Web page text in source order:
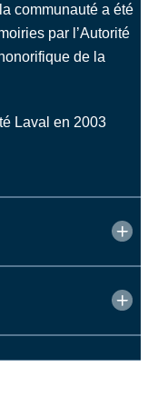
communauté a été
par l’Autorité
de la
Laval en 2003